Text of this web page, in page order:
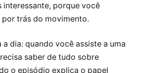
interessante, porque você
trás do movimento.
dia: quando você assiste a uma
saber de tudo sobre
o episódio explica o papel